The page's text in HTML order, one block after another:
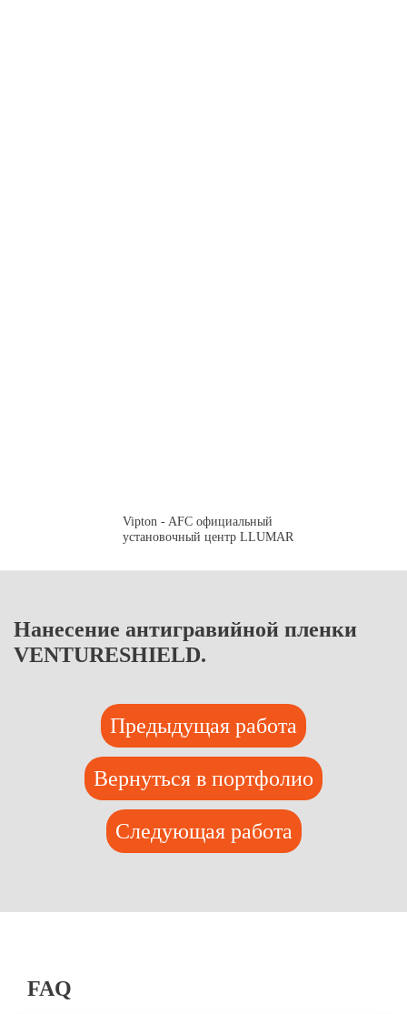
Vipton - AFC официальный
установочный центр LLUMAR
Нанесение антигравийной пленки
VENTURESHIELD.
Предыдущая работа
Вернуться в портфолио
Следующая работа
FAQ